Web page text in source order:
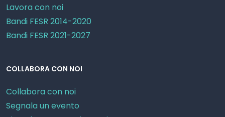
Lavora con noi
Bandi FESR 2014-2020
Bandi FESR 2021-2027
COLLABORA CON NOI
Collabora con noi
Segnala un evento